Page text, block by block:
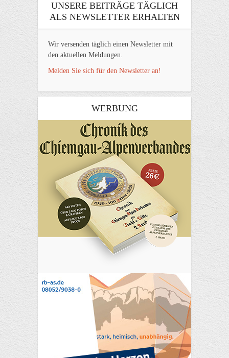
UNSERE BEITRÄGE TÄGLICH
ALS NEWSLETTER ERHALTEN
Wir versenden täglich einen Newsletter mit
den aktuellen Meldungen.
Melden Sie sich für den Newsletter an!
WERBUNG